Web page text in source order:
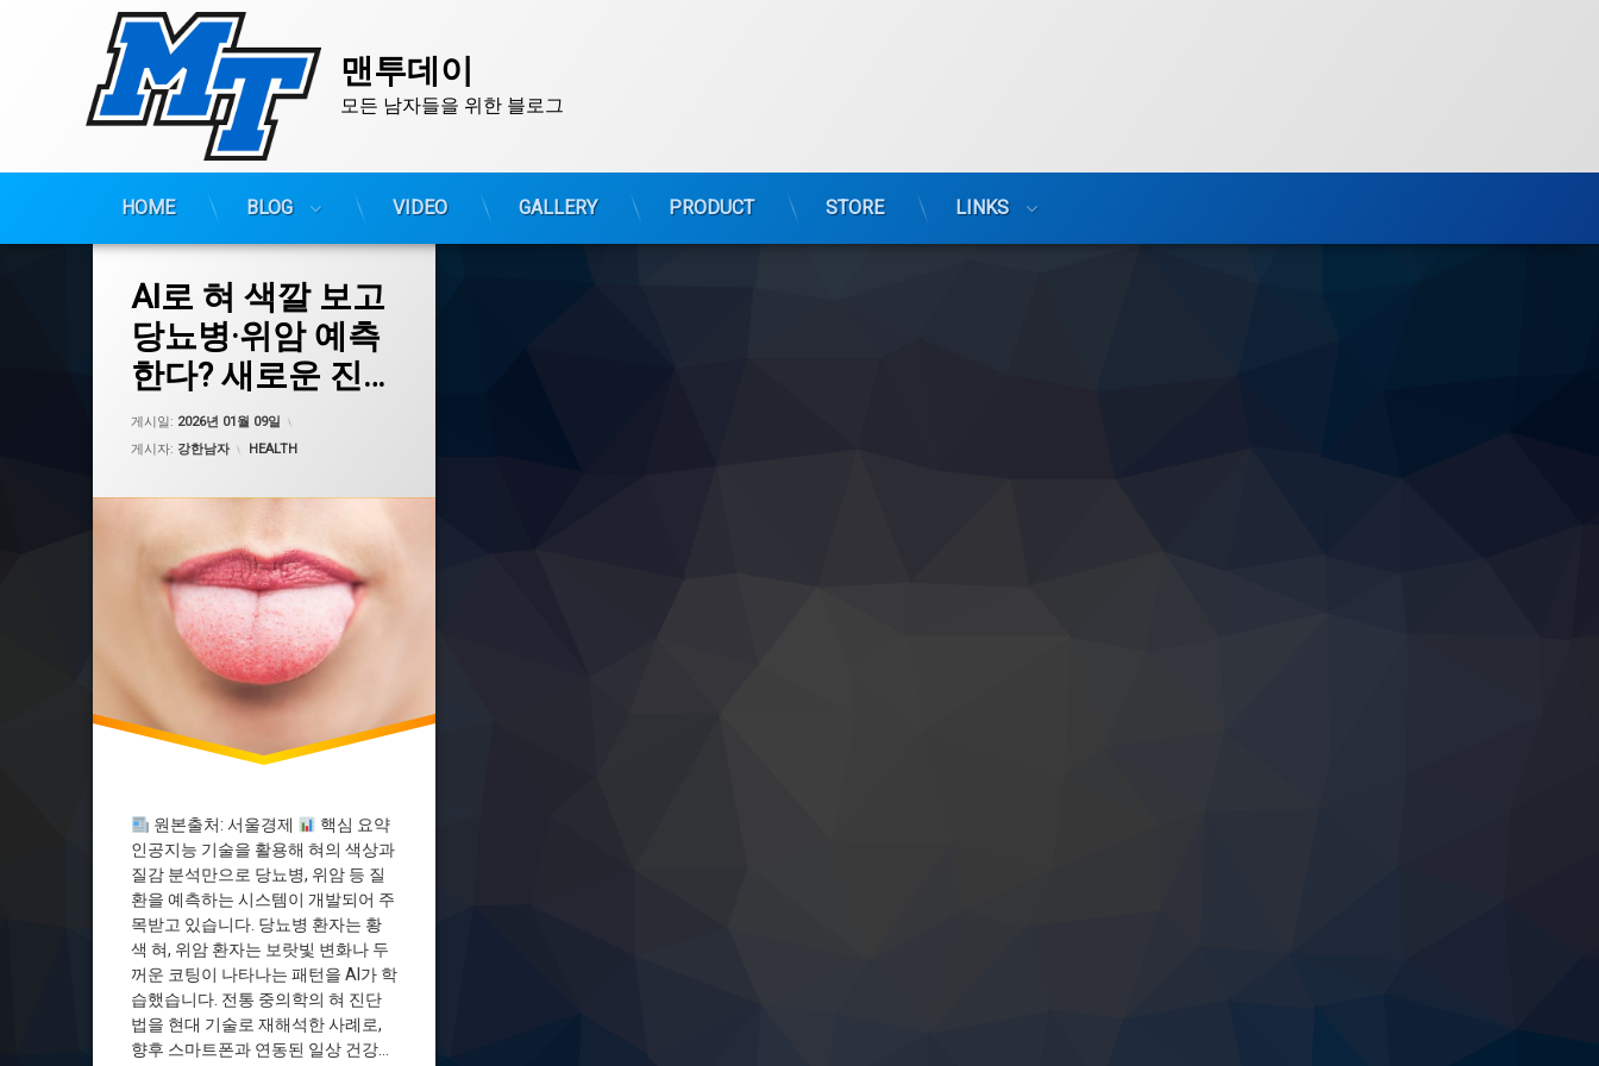
텐
맨투데이
모든 남자들을 위한 블로그
HOME BLOG VIDEO GALLERY PRODUCT STORE LINKS
AI로 혀 색깔 보고
당뇨병·위암 예측
한다? 새로운 진단
기술의 가능성과
한계
게시일: 2026년 01월 09일
게시자: 강한남자 카테고리:
HEALTH
원본출처: 서울경제
핵심 요약
인공지능 기술을 활용해 혀의 색상과
질감 분석만으로 당뇨병, 위암 등 질
환을 예측하는 시스템이 개발되어 주
목받고 있습니다. 당뇨병 환자는 황
색 혀, 위암 환자는 보랏빛 변화나 두
꺼운 코팅이 나타나는 패턴을 AI가 학
습했습니다. 전통 중의학의 혀 진단
법을 현대 기술로 재해석한 사례로,
향후 스마트폰과 연동된 일상 건강관
AI의료
건강검진
건강관리앱
구강건강
머신러닝
바이오헬스
스마트폰진단
위암
의료기술
인공지능
임상검증
전통의학
조기진단
중의학
질병예측
헬스테크
혀색깔